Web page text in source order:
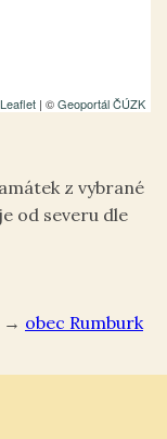
→ Rumburk
Leaflet | ©Geoportál ČÚZK
z vybrané
od severu dle